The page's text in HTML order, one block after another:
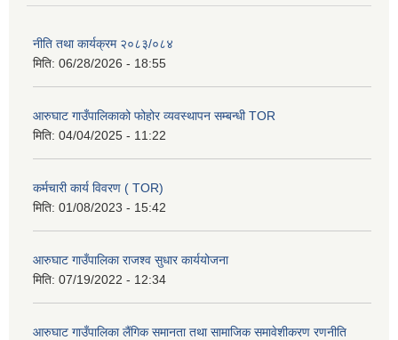
नीति तथा कार्यक्रम २०८३/०८४
मिति: 06/28/2026 - 18:55
आरुघाट गाउँपालिकाको फोहोर व्यवस्थापन सम्बन्धी TOR
मिति: 04/04/2025 - 11:22
कर्मचारी कार्य विवरण ( TOR)
मिति: 01/08/2023 - 15:42
आरुघाट गाउँपालिका राजश्व सुधार कार्ययोजना
मिति: 07/19/2022 - 12:34
आरुघाट गाउँपालिका लैंगिक समानता तथा सामाजिक समावेशीकरण रणनीति